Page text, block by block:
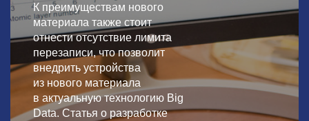
К преимуществам нового
материала также стоит
отнести отсутствие лимита
перезаписи, что позволит
внедрить устройства
из нового материала
в актуальную технологию Big
Data. Статья о разработке